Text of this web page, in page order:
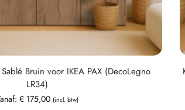
Bruin voor IKEA PAX (DecoLegno
LR34)
€ 175,00 (incl. btw)